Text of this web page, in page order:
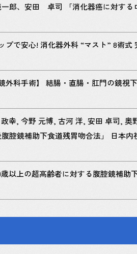
安田 卓司 「消化器癌に対するロ
で安心! 消化器外科 “マスト” 8術式
外科手術】 結腸・直腸・肛門の鏡
幸, 今野 元博, 古河 洋, 安田 卓司,
鏡補助下食道残胃吻合法」 日本内
以上の超高齢者に対する腹腔鏡補助